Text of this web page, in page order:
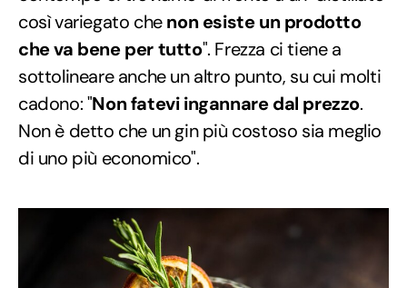
così variegato chenon esiste un prodotto
che va bene per tutto". Frezza ci tiene a
sottolineare anche un altro punto, su cui molti
cadono: "Non fatevi ingannare dal prezzo.
Non è detto che un gin più costoso sia meglio
di uno più economico".